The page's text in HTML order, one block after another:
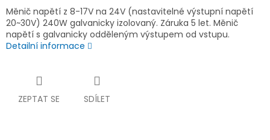
Měnič napětí z 8-17V na 24V (nastavitelné výstupní napětí
20~30V) 240W galvanicky izolovaný. Záruka 5 let. Měnič
napětí s galvanicky odděleným výstupem od vstupu.
Detailní informace
ZEPTAT SE SDÍLET